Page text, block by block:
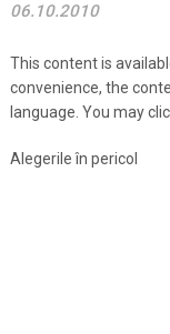
06.10.2010
This content is
convenience, the
language. You may
Alegerile în pericol